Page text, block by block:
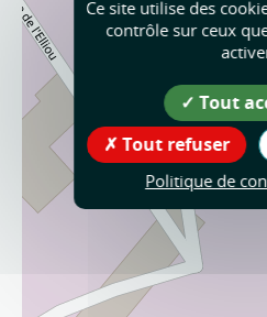
Ce site utilise des
contrôle sur ceux
Tout
Tout refuser
Politique de